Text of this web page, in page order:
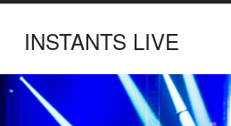
INSTANTS LIVE